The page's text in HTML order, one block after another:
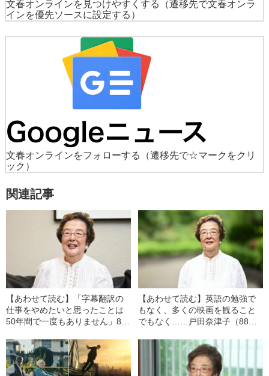
文春オンラインを見つけやすくする
（遷移先で文春オンラ
インを優先ソースに設定する）
文春オンラインをフォローする
（遷移先で☆マークをクリ
ック）
関連記事
【あわせて読む】「字幕翻訳の
仕事をやめたいと思ったことは
50年間で一度もありません」88
役”で仕事を続けられる“納得理
由”
【あわせて読む】英語の勉強で
もなく、多くの映画を観ること
でもなく……戸田奈津子（88）
に最も重要なこと